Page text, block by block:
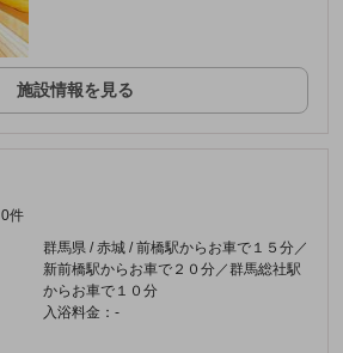
施設情報を見る
0件
群馬県 / 赤城 / 前橋駅からお車で１５分／
新前橋駅からお車で２０分／群馬総社駅
からお車で１０分
入浴料金：-